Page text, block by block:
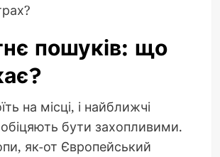
пошуків: що
на місці, і найближчі
обіцяють бути захопливими.
як-от Європейський